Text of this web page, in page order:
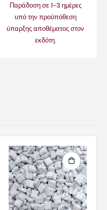
Παράδοση σε 1-3 ημέρες
υπό την προϋπόθεση
ύπαρξης αποθέματος στον
εκδότη.